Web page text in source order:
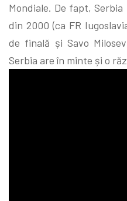
Mondiale. De fapt,
din 2000 (ca FR
de finală și Savo
Serbia are în minte și o